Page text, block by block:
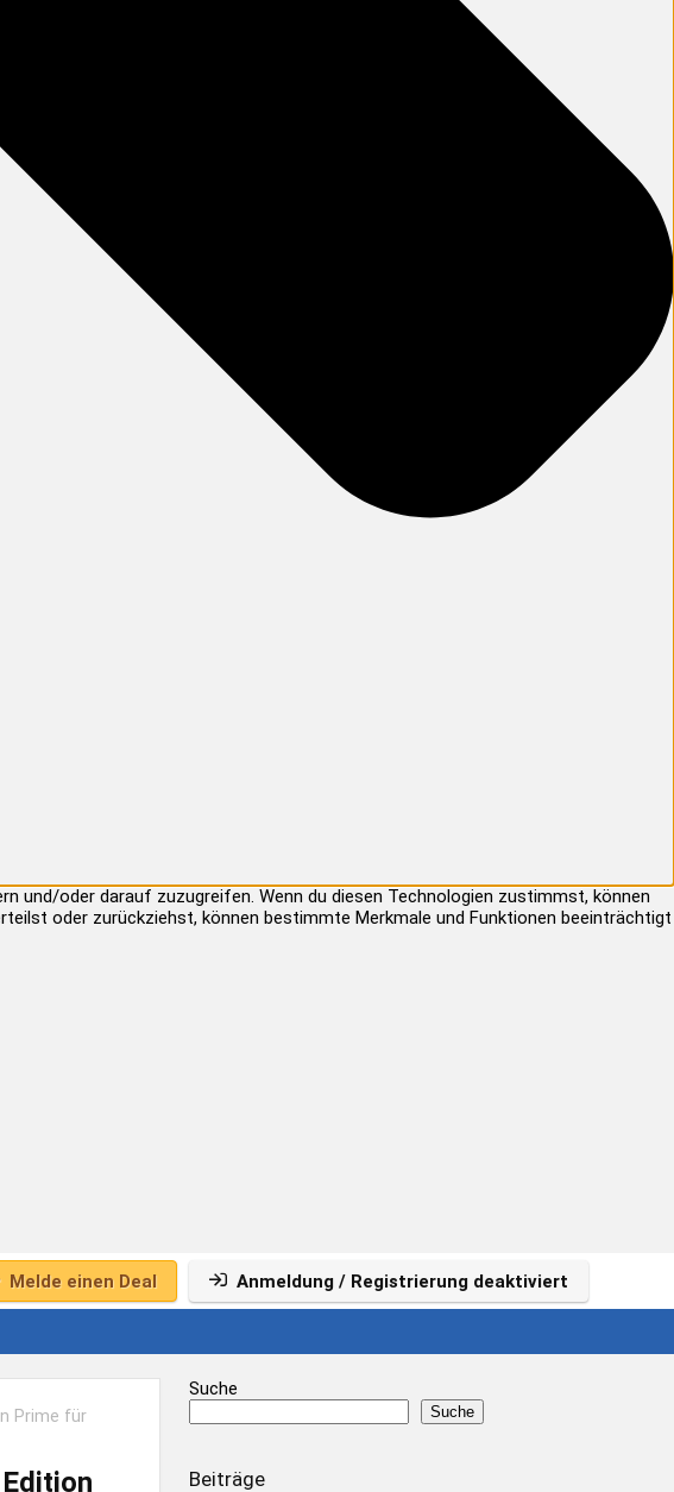
und/oder darauf zuzugreifen. Wenn du diesen Technologien zustimmst, können
oder zurückziehst, können bestimmte Merkmale und Funktionen beeinträchtigt
Melde einen Deal
Anmeldung / Registrierung deaktiviert
Prime für
Suche
Suche
Beiträge